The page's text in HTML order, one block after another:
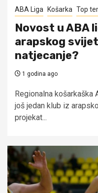
ABA Liga Košarka Top
Novost u ABA
arapskog
natjecanje?
1 godina ago
Regionalna
još jedan klub iz
projekat...